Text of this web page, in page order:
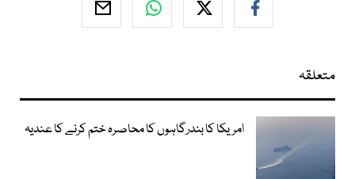
متعلقہ
امریکا کا بندرگاہوں کا محاصرہ ختم کرنے کا عندیہ